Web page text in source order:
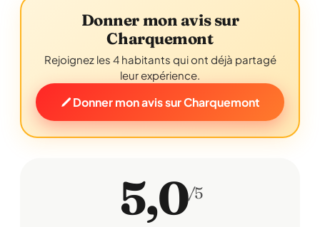
Donner mon avis sur
Charquemont
Rejoignez les 4 habitants qui ont déjà partagé
leur expérience.
Donner mon avis sur Charquemont
5,0/5